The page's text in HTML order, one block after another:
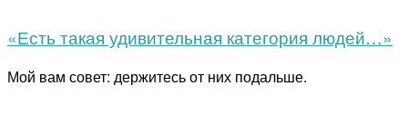
«Есть такая удивительная категория людей…»
Мой вам совет: держитесь от них подальше.